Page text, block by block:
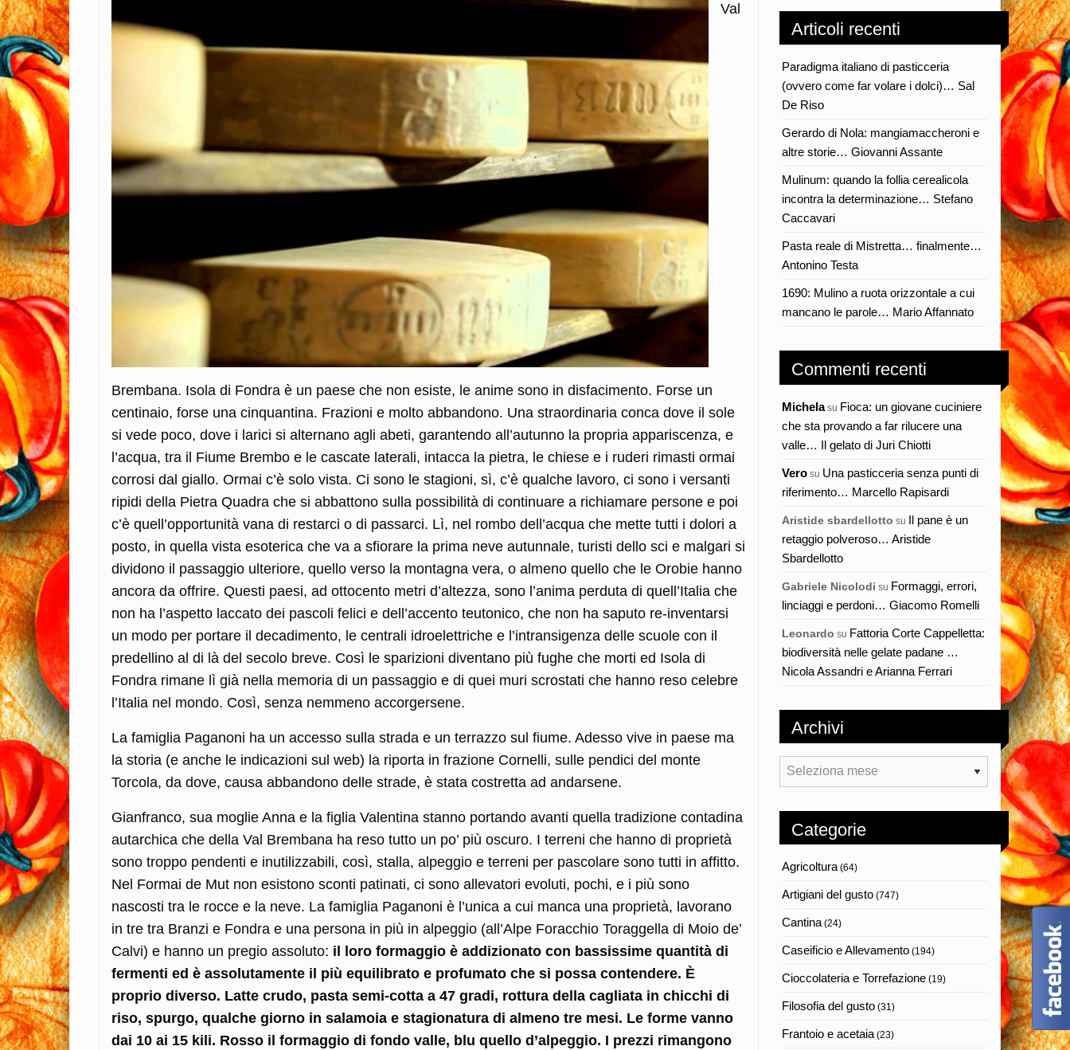
Val
Brembana. Isola di Fondra è un paese che non esiste, le anime sono in disfacimento. Forse un
centinaio, forse una cinquantina. Frazioni e molto abbandono. Una straordinaria conca dove il sole
si vede poco, dove i larici si alternano agli abeti, garantendo all’autunno la propria appariscenza, e
l’acqua, tra il Fiume Brembo e le cascate laterali, intacca la pietra, le chiese e i ruderi rimasti ormai
corrosi dal giallo. Ormai c’è solo vista. Ci sono le stagioni, sì, c’è qualche lavoro, ci sono i versanti
ripidi della Pietra Quadra che si abbattono sulla possibilità di continuare a richiamare persone e poi
c’è quell’opportunità vana di restarci o di passarci. Lì, nel rombo dell’acqua che mette tutti i dolori a
posto, in quella vista esoterica che va a sfiorare la prima neve autunnale, turisti dello sci e malgari si
dividono il passaggio ulteriore, quello verso la montagna vera, o almeno quello che le Orobie hanno
ancora da offrire. Questi paesi, ad ottocento metri d’altezza, sono l’anima perduta di quell’Italia che
non ha l’aspetto laccato dei pascoli felici e dell’accento teutonico, che non ha saputo re-inventarsi
un modo per portare il decadimento, le centrali idroelettriche e l’intransigenza delle scuole con il
predellino al di là del secolo breve. Così le sparizioni diventano più fughe che morti ed Isola di
Fondra rimane lì già nella memoria di un passaggio e di quei muri scrostati che hanno reso celebre
l’Italia nel mondo. Così, senza nemmeno accorgersene.
La famiglia Paganoni ha un accesso sulla strada e un terrazzo sul fiume. Adesso vive in paese ma
la storia (e anche le indicazioni sul web) la riporta in frazione Cornelli, sulle pendici del monte
Torcola, da dove, causa abbandono delle strade, è stata costretta ad andarsene.
Gianfranco, sua moglie Anna e la figlia Valentina stanno portando avanti quella tradizione contadina
autarchica che della Val Brembana ha reso tutto un po’ più oscuro. I terreni che hanno di proprietà
sono troppo pendenti e inutilizzabili, così, stalla, alpeggio e terreni per pascolare sono tutti in affitto.
Nel Formai de Mut non esistono sconti patinati, ci sono allevatori evoluti, pochi, e i più sono
nascosti tra le rocce e la neve. La famiglia Paganoni è l’unica a cui manca una proprietà, lavorano
in tre tra Branzi e Fondra e una persona in più in alpeggio (all’Alpe Foracchio Toraggella di Moio de’
Calvi) e hanno un pregio assoluto: il loro formaggio è addizionato con bassissime quantità di
fermenti ed è assolutamente il più equilibrato e profumato che si possa contendere. È
proprio diverso. Latte crudo, pasta semi-cotta a 47 gradi, rottura della cagliata in chicchi di
riso, spurgo, qualche giorno in salamoia e stagionatura di almeno tre mesi. Le forme vanno
dai 10 ai 15 kili. Rosso il formaggio di fondo valle, blu quello d’alpeggio. I prezzi rimangono
Articoli recenti
Paradigma italiano di pasticceria
(ovvero come far volare i dolci)… Sal
De Riso
Gerardo di Nola: mangiamaccheroni e
altre storie… Giovanni Assante
Mulinum: quando la follia cerealicola
incontra la determinazione… Stefano
Caccavari
Pasta reale di Mistretta… finalmente…
Antonino Testa
1690: Mulino a ruota orizzontale a cui
mancano le parole… Mario Affannato
Commenti recenti
Michelasu Fioca: un giovane cuciniere
che sta provando a far rilucere una
valle… Il gelato di Juri Chiotti
Vero su Una pasticceria senza punti di
riferimento… Marcello Rapisardi
Aristide sbardellotto su Il pane è un
retaggio polveroso… Aristide
Sbardellotto
Gabriele Nicolodi su Formaggi, errori,
linciaggi e perdoni… Giacomo Romelli
Leonardo su Fattoria Corte Cappelletta:
biodiversità nelle gelate padane …
Nicola Assandri e Arianna Ferrari
Archivi
Archivi
Categorie
Agricoltura(64)
Artigiani del gusto (747)
Cantina(24)
Caseificio e Allevamento (194)
Cioccolateria e Torrefazione (19)
Filosofia del gusto (31)
Frantoio e acetaia(23)